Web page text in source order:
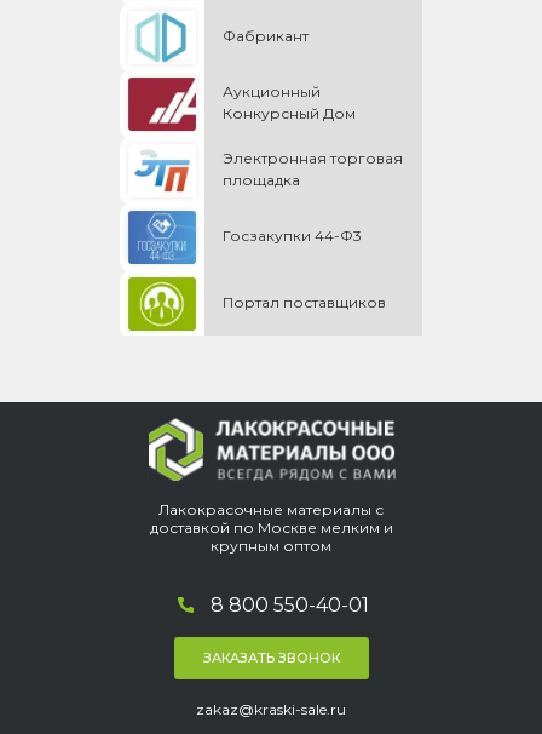
Фабрикант
Аукционный
Конкурсный Дом
Электронная торговая
площадка
Госзакупки 44-Ф3
Портал поставщиков
Лакокрасочные материалы с
доставкой по Москве мелким и
крупным оптом
8 800 550-40-01
ЗАКАЗАТЬ ЗВОНОК
zakaz@kraski-sale.ru